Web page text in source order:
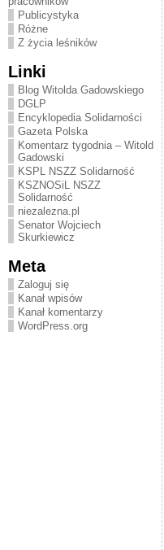
Publicystyka
Różne
Z życia leśników
Linki
Blog Witolda Gadowskiego
DGLP
Encyklopedia Solidarności
Gazeta Polska
Komentarz tygodnia – Witold
Gadowski
KSPL NSZZ Solidarność
KSZNOSiL NSZZ
Solidarność
niezalezna.pl
Senator Wojciech
Skurkiewicz
Meta
Zaloguj się
Kanał wpisów
Kanał komentarzy
WordPress.org